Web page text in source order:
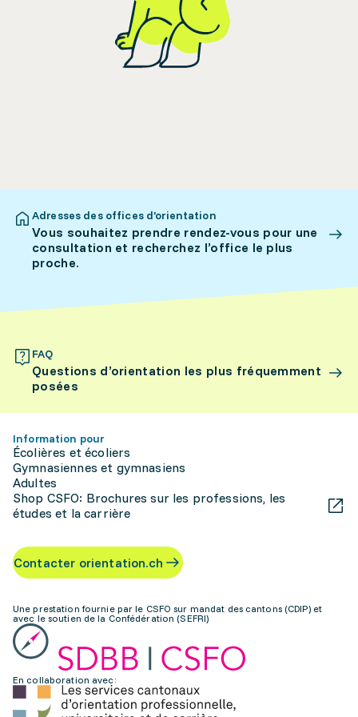
Adresses des offices d’orientation
Vous souhaitez prendre rendez-vous pour une
consultation et recherchez l’office le plus
proche.
FAQ
Questions d’orientation les plus fréquemment
posées
Information pour
Écolières et écoliers
Gymnasiennes et gymnasiens
Adultes
Shop CSFO: Brochures sur les professions, les
études et la carrière
Contacter orientation.ch
Une prestation fournie par le CSFO sur mandat des cantons (CDIP) et
avec le soutien de la Confédération (SEFRI)
En collaboration avec: